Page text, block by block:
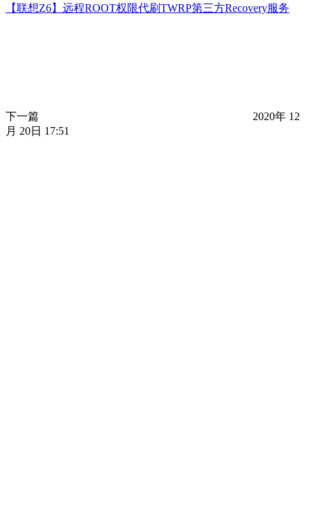
【联想Z6】远程ROOT权限代刷TWRP第三方Recovery服务
下一篇
2020年 12
月 20日 17:51